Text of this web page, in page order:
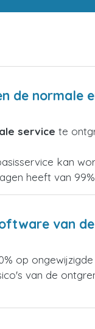
de normale
service te
kan
heeft van
van
op
van de